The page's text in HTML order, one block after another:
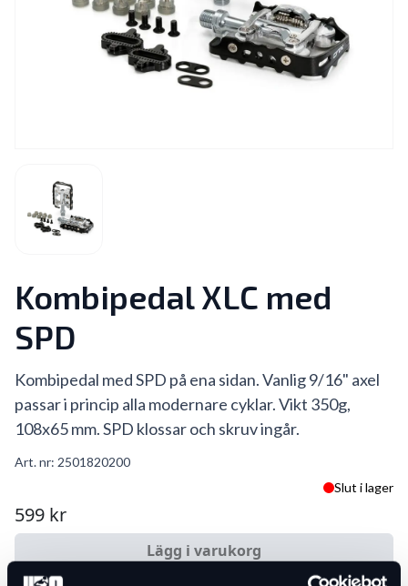
Kombipedal XLC med
SPD
Kombipedal med SPD på ena sidan. Vanlig 9/16" axel
passar i princip alla modernare cyklar. Vikt 350g,
108x65 mm. SPD klossar och skruv ingår.
Art. nr: 2501820200
Slut i lager
599 kr
Lägg i varukorg